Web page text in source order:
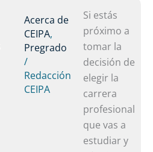
Acerca de
CEIPA,
Pregrado
/
Redacción
CEIPA
Si estás
próximo a
tomar la
decisión de
elegir la
carrera
profesional
que vas a
estudiar y